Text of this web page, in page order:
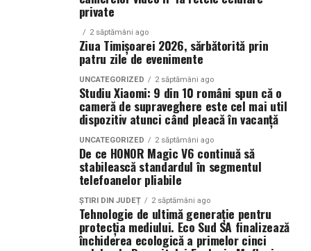
Gabriel Vatavu, Sergiu Costache, Azaleea
Necula, Alexandra Răduță.
De „Ziua Îndrăgostiților”, pe14 februarie, în Cinema
City Iulius Mall Suceava, de la 18:30, spectatorii sunt
invitați la film alături de regizorulPaul Decuși de
Sergiu Costache, Vlad si Oana Gherman,
Alexandra Răduță.
Cineplexx Băneasa Shopping City
găzduiește o proiecție specială în prezența
întregii echipe pe15 februarie, de la 17:30.
, regizorulPaul Decuși actoriiSergiu
Costache, Azaleea Necula și Oana Ghermanvor
private
2 săptămâni ago
Ziua Timișoarei 2026, sărbătorită prin
patru zile de evenimente
UNCATEGORIZED 2 săptămâni ago
Studiu Xiaomi: 9 din 10 români spun că o
cameră de supraveghere este cel mai util
dispozitiv atunci când pleacă în vacanță
UNCATEGORIZED 2 săptămâni ago
De ce HONOR Magic V6 continuă să
stabilească standardul în segmentul
telefoanelor pliabile
ȘTIRI DIN JUDEȚ 2 săptămâni ago
Tehnologie de ultimă generație pentru
protecția mediului. Eco Sud SA finalizează
închiderea ecologică a primelor cinci